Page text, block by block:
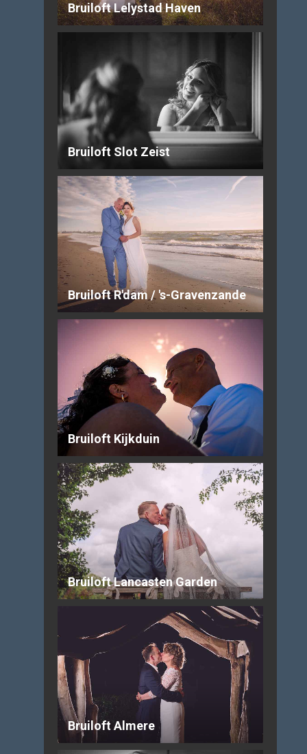
Bruiloft Lelystad Haven
Bruiloft Slot Zeist
Bruiloft R'dam / 's-Gravenzande
Bruiloft Kijkduin
Bruiloft Lancasten Garden
Bruiloft Almere